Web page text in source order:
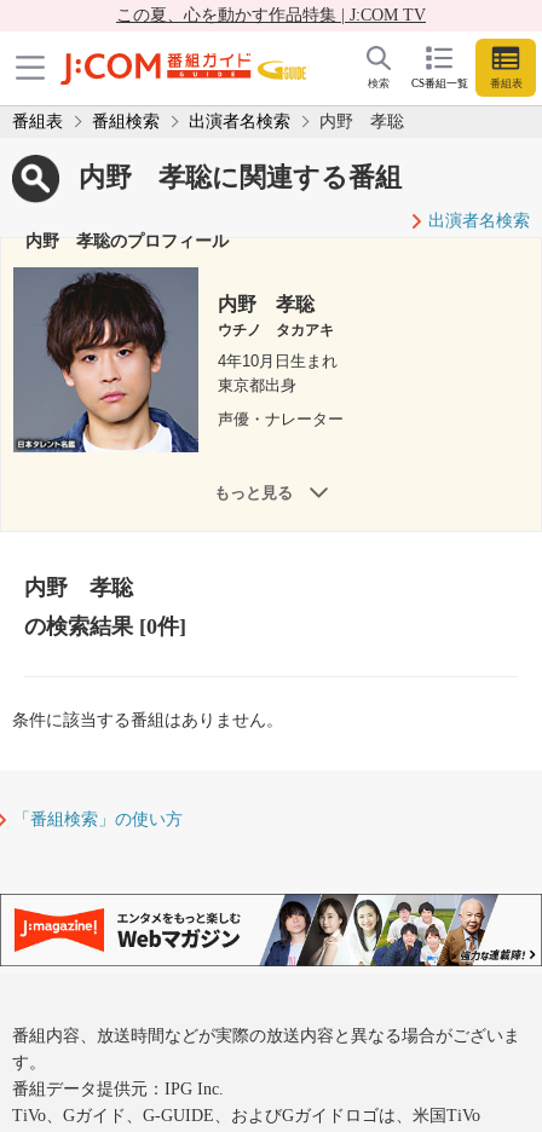
この夏、心を動かす作品特集 | J:COM TV
CS番組一覧 番組表
検索
番組表 番組検索 出演者名検索 内野 孝聡
内野 孝聡に関連する番組
出演者名検索
内野 孝聡のプロフィール
内野 孝聡
ウチノ タカアキ
4年10月日生まれ
東京都出身
声優・ナレーター
もっと見る
内野 孝聡
の検索結果[0件]
条件に該当する番組はありません。
「番組検索」の使い方
番組内容、放送時間などが実際の放送内容と異なる場合がございま
す。
番組データ提供元：IPG Inc.
TiVo、Gガイド、G-GUIDE、およびGガイドロゴは、米国TiVo